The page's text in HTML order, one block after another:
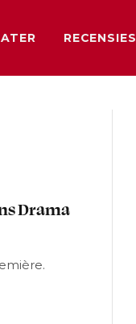
RECENSIES
Drama